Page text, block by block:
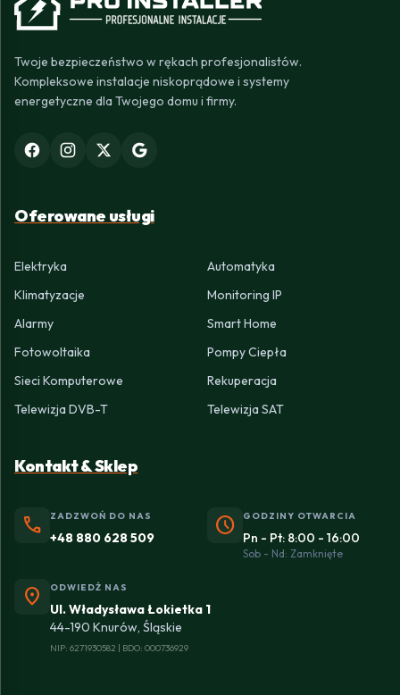
Twoje bezpieczeństwo w rękach profesjonalistów.
Kompleksowe instalacje niskoprądowe i systemy
energetyczne dla Twojego domu i firmy.
Oferowane usługi
Elektryka
Automatyka
Klimatyzacje
Monitoring IP
Alarmy
Smart Home
Fotowoltaika
Pompy Ciepła
Sieci Komputerowe
Rekuperacja
Telewizja DVB-T
Telewizja SAT
Kontakt & Sklep
phone ZADZWOŃ DO NAS
+48 880 628 509 schedule GODZINY OTWARCIA
Pn - Pt: 8:00 - 16:00
Sob - Nd: Zamknięte
location_on ODWIEDŹ NAS
Ul. Władysława Łokietka 1
44-190 Knurów, Śląskie
NIP: 6271930582 | BDO: 000736929